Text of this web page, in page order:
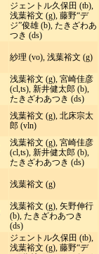
ジェントル久保田 (tb),
浅葉裕文 (g), 藤野“デ
ジ”俊雄 (b), たきざわあ
つき (ds)
紗理 (vo), 浅葉裕文 (g)
浅葉裕文 (g), 宮崎佳彦
(cl,ts), 新井健太郎 (b),
たきざわあつき (ds)
浅葉裕文 (g), 北床宗太
郎 (vln)
浅葉裕文 (g), 宮崎佳彦
(cl,ts), 新井健太郎 (b),
たきざわあつき (ds)
浅葉裕文 (g)
浅葉裕文 (g), 矢野伸行
(b), たきざわあつき
(ds)
ジェントル久保田 (tb),
浅葉裕文 (g), 藤野“デ